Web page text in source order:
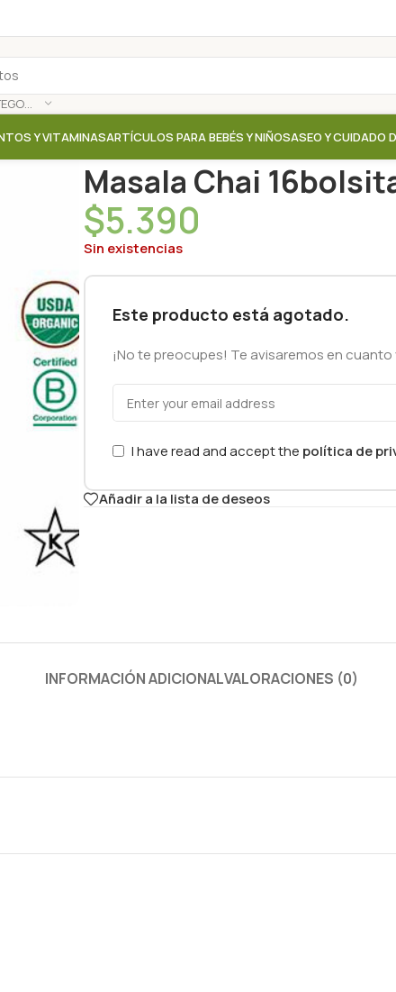
SELECCIONAR CATEGORÍA
Y VITAMINASARTÍCULOS PARA BEBÉS Y NIÑOSASEO Y CUIDADO
Masala Chai
$5.390
Sin existencias
Este producto está agotado.
¡No te preocupes! Te avisaremos en
I have read and accept the política de
Añadir a la lista de deseos
INFORMACIÓN ADICIONALVALORACIONES (0)